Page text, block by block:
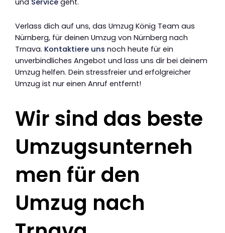
Verlass dich auf uns, das Umzug König Team aus
Nürnberg, für deinen Umzug von Nürnberg nach
Trnava. Kontaktiere uns noch heute für ein
unverbindliches Angebot und lass uns dir bei deinem
Umzug helfen. Dein stressfreier und erfolgreicher
Umzug ist nur einen Anruf entfernt!
Wir sind das beste
Umzugsunterneh
men für den
Umzug nach